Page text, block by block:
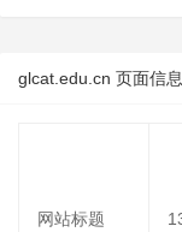
glcat.edu.cn 页面信息
网站标题